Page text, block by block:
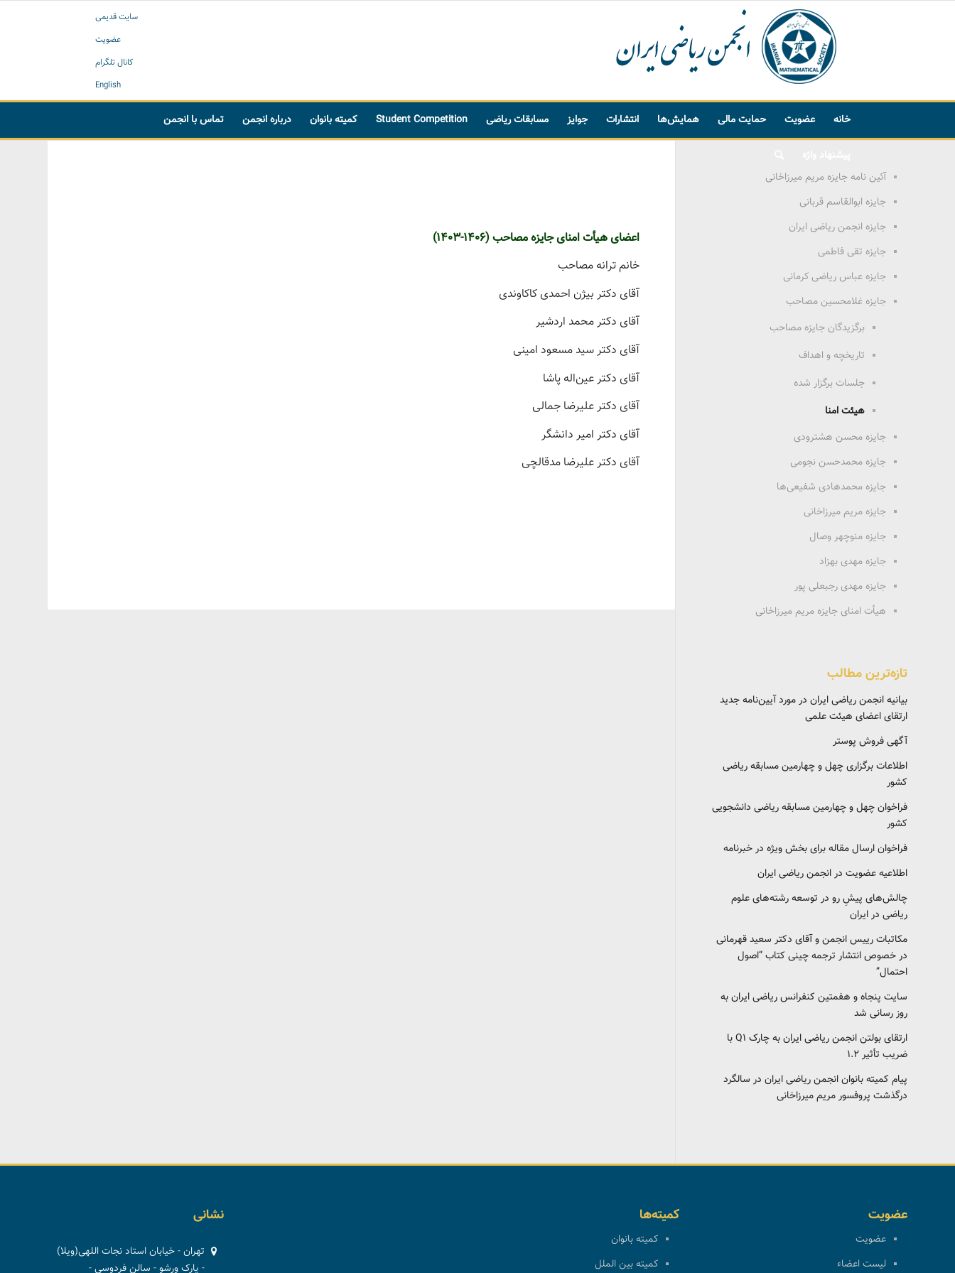
سایت قدیمی
عضویت
کانال تلگرام
English
خانه عضویت حمایت مالی همایش‌ها انتشارات جوایز مسابقات ریاضی Student Competition کمیته بانوان درباره انجمن تماس با انجمن
اعضای هیأت امنای جایزه مصاحب (1406-1403)
خانم ترانه مصاحب
آقای دکتر بیژن احمدی کاکاوندی
آقای دکتر محمد اردشیر
آقای دکتر سید مسعود امینی
آقای دکتر عین‌اله پاشا
آقای دکتر علیرضا جمالی
آقای دکتر امیر دانشگر
آقای دکتر علیرضا مدقالچی
آئین نامه جایزه مریم میرزاخانی
جایزه ابوالقاسم قربانی
جایزه انجمن ریاضی ایران
جایزه تقی فاطمی
جایزه عباس ریاضی کرمانی
جایزه غلامحسین مصاحب
برگزیدگان جایزه مصاحب
تاریخچه و اهداف
جلسات برگزار شده
هیئت امنا
جایزه محسن هشترودی
جایزه محمدحسن نجومی
جایزه محمدهادی شفیعی‌ها
جایزه مریم میرزاخانی
جایزه منوچهر وصال
جایزه مهدی بهزاد
جایزه مهدی رجبعلی پور
هیأت امنای جایزه مریم میرزاخانی
تازه‌ترین مطالب
بیانیه انجمن ریاضی ایران در مورد آیین‌نامه جدید
ارتقای اعضای هیئت علمی
آگهی فروش پوستر
اطلاعات برگزاری چهل و چهارمین مسابقه ریاضی
کشور
فراخوان چهل و چهارمین مسابقه ریاضی دانشجویی
کشور‎‎
فراخوان ارسال مقاله برای بخش ویژه در خبرنامه
اطلاعیه عضویت در انجمن ریاضی ایران
چالش‌های پیشِ رو در توسعه رشته‌های علوم
ریاضی در ایران
مکاتبات رییس انجمن و آقای دکتر سعید قهرمانی
در خصوص انتشار ترجمه چینی کتاب “اصول
احتمال”
سایت پنجاه و هفمتین کنفرانس ریاضی ایران به
روز رسانی شد
ارتقای بولتن انجمن ریاضی ایران به چارک Q1 با
ضریب تأثیر ۱.۲
پیام کمیته بانوان انجمن ریاضی ایران در سالگرد
درگذشت پروفسور مریم میرزاخانی
عضویت
عضویت
لیست اعضاء
کمیته‌ها
کمیته بانوان
کمیته بین الملل
نشانی
تهران - خیابان استاد نجات اللهی(ویلا)
- پارک ورشو - سالن فردوسی -